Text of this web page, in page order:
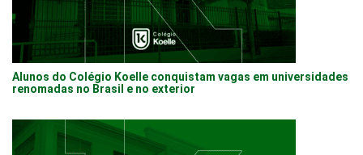
Alunos do Colégio Koelle conquistam vagas em universidades
renomadas no Brasil e no exterior